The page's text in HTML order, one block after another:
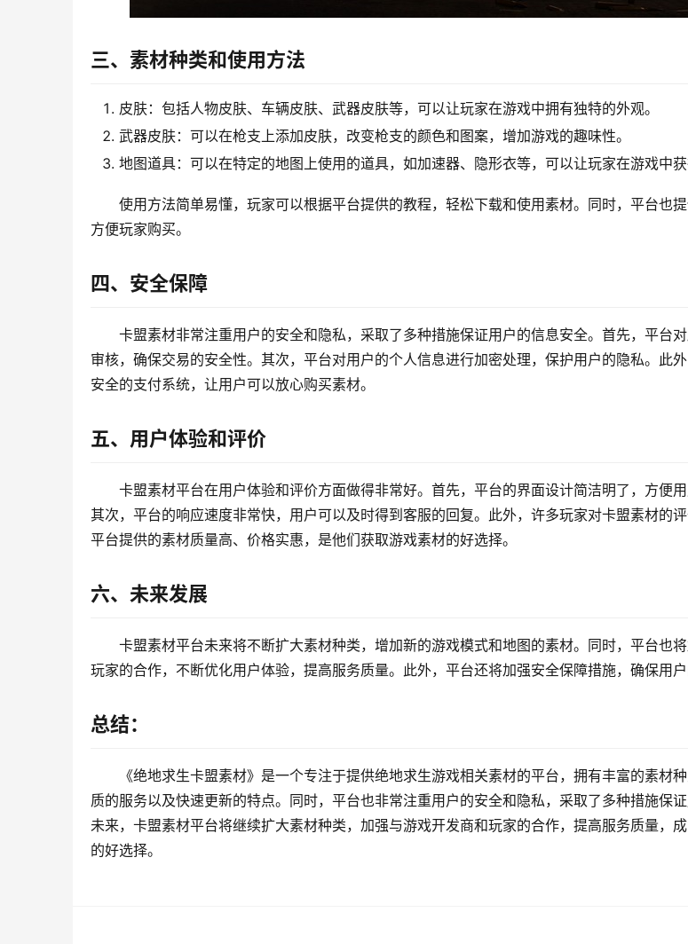
三、素材种类和使用方法
皮肤：包括人物皮肤、车辆皮肤、武器皮肤等，可以让玩家在游戏中拥有独特的外观。
武器皮肤：可以在枪支上添加皮肤，改变枪支的颜色和图案，增加游戏的趣味性。
地图道具：可以在特定的地图上使用的道具，如加速器、隐形衣等，可以让玩家在游戏中获
使用方法简单易懂，玩家可以根据平台提供的教程，轻松下载和使用素材。同时，平台也提
方便玩家购买。
四、安全保障
卡盟素材非常注重用户的安全和隐私，采取了多种措施保证用户的信息安全。首先，平台
审核，确保交易的安全性。其次，平台对用户的个人信息进行加密处理，保护用户的隐私。此
安全的支付系统，让用户可以放心购买素材。
五、用户体验和评价
卡盟素材平台在用户体验和评价方面做得非常好。首先，平台的界面设计简洁明了，方便用
其次，平台的响应速度非常快，用户可以及时得到客服的回复。此外，许多玩家对卡盟素材的
平台提供的素材质量高、价格实惠，是他们获取游戏素材的好选择。
六、未来发展
卡盟素材平台未来将不断扩大素材种类，增加新的游戏模式和地图的素材。同时，平台也
玩家的合作，不断优化用户体验，提高服务质量。此外，平台还将加强安全保障措施，确保用户
总结：
《绝地求生卡盟素材》是一个专注于提供绝地求生游戏相关素材的平台，拥有丰富的素材
质的服务以及快速更新的特点。同时，平台也非常注重用户的安全和隐私，采取了多种措施保证
未来，卡盟素材平台将继续扩大素材种类，加强与游戏开发商和玩家的合作，提高服务质量，
的好选择。